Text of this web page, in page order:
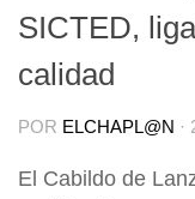
SICTED,
calidad
POR ELCHAPL@N ·
El Cabildo de